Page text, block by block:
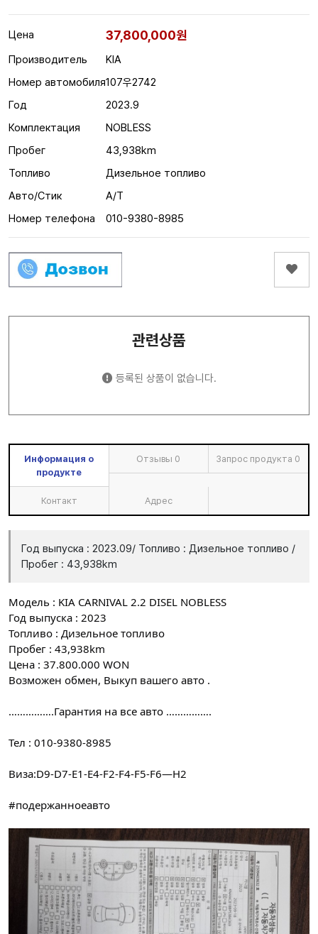
Цена 37,800,000원
Производитель
KIA
Номер автомобиля107우2742
Год
2023.9
Комплектация
NOBLESS
Пробег
43,938km
Топливо
Дизельное топливо
Авто/Стик
A/T
Номер телефона
010-9380-8985
관련상품
등록된 상품이 없습니다.
Информация о
продукте
Отзывы 0 Запрос продукта 0
Контакт Адрес
Год выпуска : 2023.09/ Топливо : Дизельное топливо /
Пробег : 43,938km
Модель : KIA CARNIVAL 2.2 DISEL NOBLESS
Год выпуска : 2023
Топливо : Дизельное топливо
Пробег : 43,938km
Цена : 37.800.000 WON
Возможен обмен, Выкуп вашего авто .
…………….Гарантия на все авто …………….
Тел : 010-9380-8985
Виза:D9-D7-E1-E4-F2-F4-F5-F6—H2
#подержанноеавто